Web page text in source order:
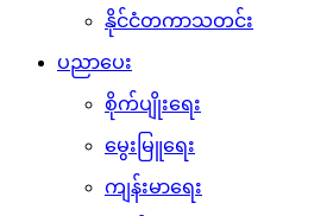
နိုင်ငံတကာသတင်း
ပညာပေး
စိုက်ပျိုးရေး
မွေးမြူရေး
ကျန်းမာရေး